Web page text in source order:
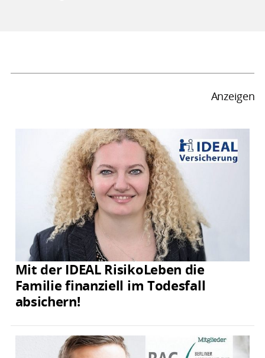
Anzeigen
Mit der IDEAL RisikoLeben die
Familie finanziell im Todesfall
absichern!